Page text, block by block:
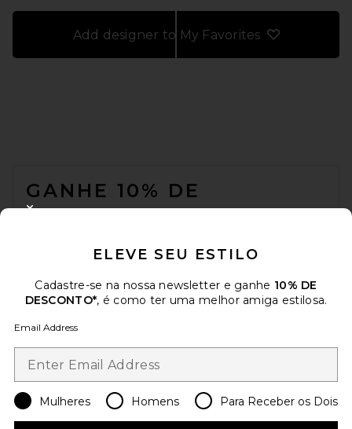
Add designer to My Favorites
GANHE 10% DE
DESCONTO
Opte por sair a qualquer momento.
Política de Privacidade
Email Address
Sign Up
Change Country Regions
USD
ELEVE SEU ESTILO
Cadastre-se na nossa newsletter e ganhe 10% DE
DESCONTO*, é como ter uma melhor amiga estilosa.
Email Address
Mulheres Homens Para Receber os Dois